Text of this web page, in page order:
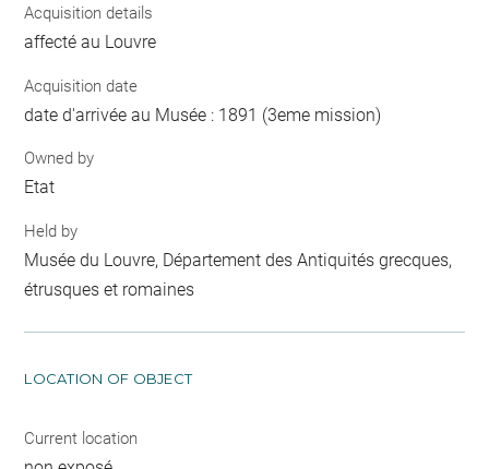
Acquisition details
affecté au Louvre
Acquisition date
date d'arrivée au Musée : 1891 (3eme mission)
Owned by
Etat
Held by
Musée du Louvre, Département des Antiquités grecques,
étrusques et romaines
LOCATION OF OBJECT
Current location